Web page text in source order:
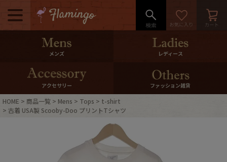
メニュー
500pt＆10％Offクーポンプレゼン
10％0ffクーポンプレゼント
ログイン・会員登録
マイページ
メンズ レディース
アクセサリー ファッション雑貨
HOME 商品一覧 Mens Tops
t-shirt
古着 USA製 Scooby-Doo プリントTシャツ